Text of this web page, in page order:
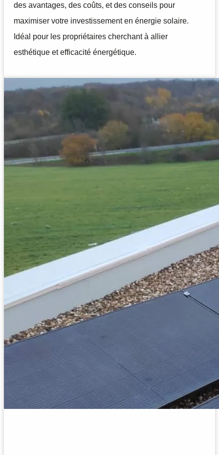
des avantages, des coûts, et des conseils pour
maximiser votre investissement en énergie solaire.
Idéal pour les propriétaires cherchant à allier
esthétique et efficacité énergétique.